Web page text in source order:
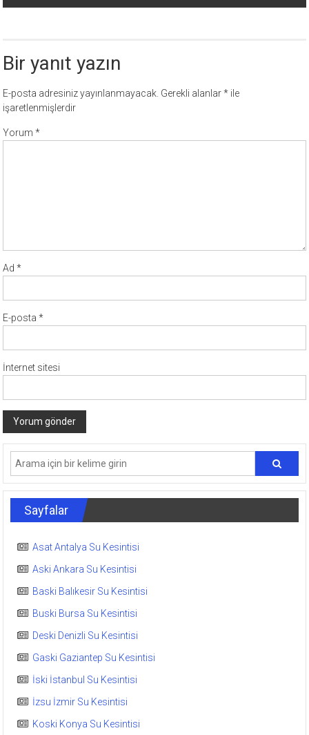
Bir yanıt yazın
E-posta adresiniz yayınlanmayacak. Gerekli alanlar* ile
işaretlenmişlerdir
Yorum*
Ad*
E-posta*
İnternet sitesi
Sayfalar
Asat Antalya Su Kesintisi
Aski Ankara Su Kesintisi
Baski Balıkesir Su Kesintisi
Buski Bursa Su Kesintisi
Deski Denizli Su Kesintisi
Gaski Gaziantep Su Kesintisi
İski İstanbul Su Kesintisi
İzsu İzmir Su Kesintisi
Koski Konya Su Kesintisi